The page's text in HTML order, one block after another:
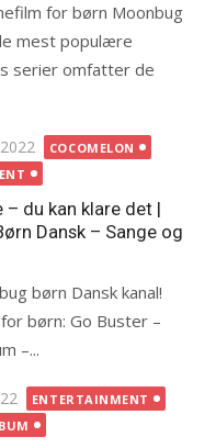
for børn Moonbug
mest populære
serier omfatter de
COCOMELON
– du kan klare det |
Dansk – Sange og
børn Dansk kanal!
børn: Go Buster –
–...
ENTERTAINMENT